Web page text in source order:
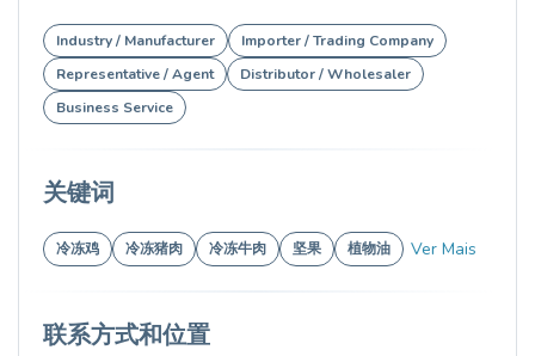
Industry / Manufacturer
Importer / Trading Company
Representative / Agent
Distributor / Wholesaler
Business Service
关键词
冷冻鸡 冷冻猪肉 冷冻牛肉 坚果 植物油 Ver Mais
联系方式和位置